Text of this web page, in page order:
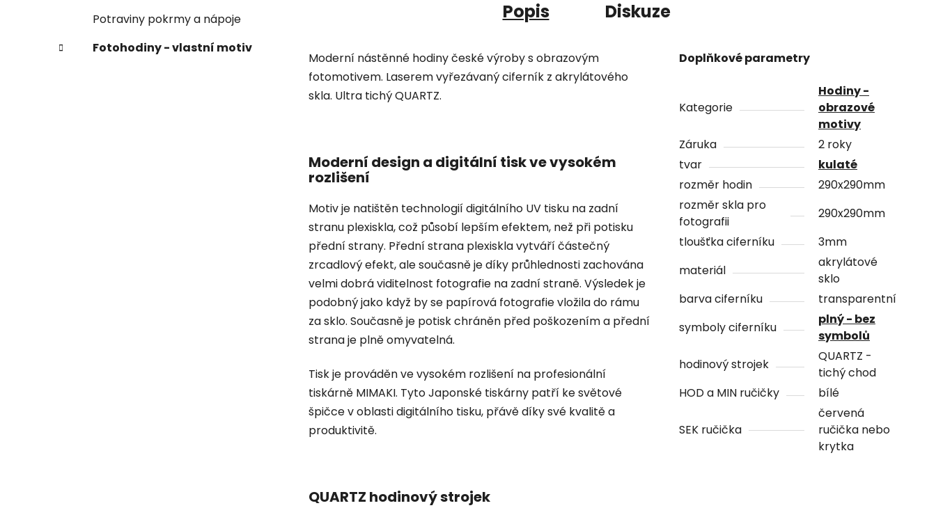
Potraviny pokrmy a nápoje
Fotohodiny - vlastní motiv
Popis Diskuze
Moderní nástěnné hodiny české výroby s obrazovým
fotomotivem. Laserem vyřezávaný ciferník z akrylátového
skla. Ultra tichý QUARTZ.
Moderní design a digitální tisk ve vysokém
rozlišení
Motiv je natištěn technologií digitálního UV tisku na zadní
stranu plexiskla, což působí lepším efektem, než při potisku
přední strany. Přední strana plexiskla vytváří částečný
zrcadlový efekt, ale současně je díky průhlednosti zachována
velmi dobrá viditelnost fotografie na zadní straně. Výsledek je
podobný jako když by se papírová fotografie vložila do rámu
za sklo. Současně je potisk chráněn před poškozením a přední
strana je plně omyvatelná.
Tisk je prováděn ve vysokém rozlišení na profesionální
tiskárně MIMAKI. Tyto Japonské tiskárny patří ke světové
špičce v oblasti digitálního tisku, přávě díky své kvalitě a
produktivitě.
QUARTZ hodinový strojek
Doplňkové parametry
Kategorie
Hodiny -
obrazové
motivy
Záruka
2 roky
tvar
kulaté
rozměr hodin
290x290mm
rozměr skla pro
fotografii
290x290mm
tloušťka ciferníku
3mm
materiál
akrylátové
sklo
barva ciferníku
transparentní
symboly ciferníku
plný - bez
symbolů
hodinový strojek
QUARTZ -
tichý chod
HOD a MIN ručičky
bílé
SEK ručička
červená
ručička nebo
krytka